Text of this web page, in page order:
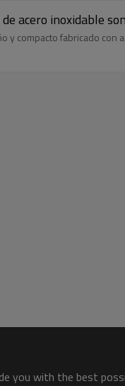
acero inoxidable
y compacto fabricado
you with the best